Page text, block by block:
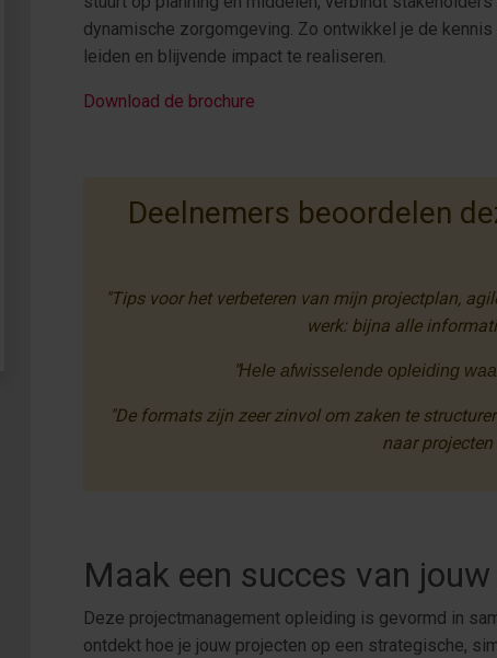
dynamische zorgomgeving. Zo ontwikkel je de
leiden en blijvende impact te realiseren.
Download de brochure
Deelnemers beoordelen
"Tips voor het verbeteren van mijn projectplan,
werk: bijna alle
"Hele afwisselende opleiding
"De formats zijn zeer zinvol om zaken te
naar projecten
Maak een succes van
Deze projectmanagement opleiding is gevormd in
ontdekt hoe je jouw projecten op een strategische,